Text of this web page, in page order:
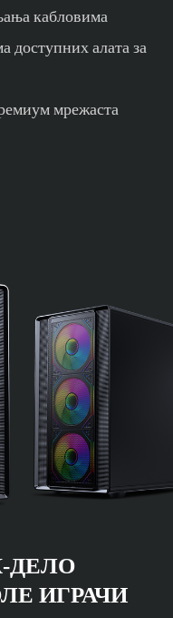
кабловима
доступних алата за
мрежаста
ДЕЛО
ИГРАЧИ